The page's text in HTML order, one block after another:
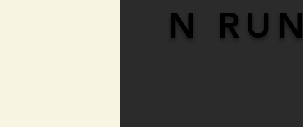
N RUN